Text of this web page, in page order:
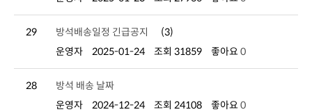
29 방석배송일정 긴급공지
(3)
운영자
2025-01-24 조회 31859 좋아요 0
28
방석 배송 날짜
운영자
2024-12-24 조회 24108 좋아요 0